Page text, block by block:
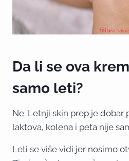
Da li se ova
samo leti?
Ne. Letnji skin prep je dobar
laktova, kolena i peta nije
Leti se više vidi jer nosimo